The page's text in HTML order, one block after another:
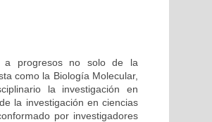
a progresos no solo de la
como la Biología Molecular,
la investigación en
la investigación en ciencias
por investigadores